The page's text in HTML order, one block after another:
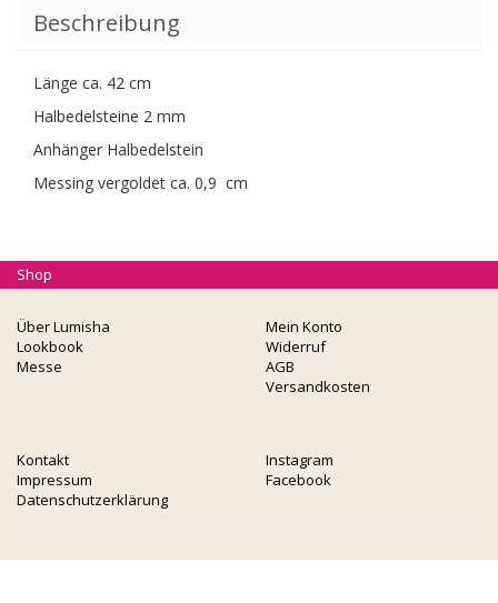
Menge
Beschreibung
Länge ca. 42 cm
Halbedelsteine 2 mm
Anhänger Halbedelstein
Messing vergoldet ca. 0,9 cm
Über Lumisha
Lookbook
Messe
Mein Konto
Widerruf
AGB
Versandkosten
Kontakt
Impressum
Datenschutzerklärung
Instagram
Facebook
Shop